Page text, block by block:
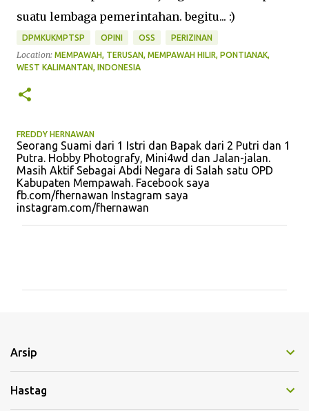
suatu lembaga pemerintahan. begitu... :)
DPMKUKMPTSP OPINI OSS PERIZINAN
Location: MEMPAWAH, TERUSAN, MEMPAWAH HILIR, PONTIANAK,
WEST KALIMANTAN, INDONESIA
FREDDY HERNAWAN
Seorang Suami dari 1 Istri dan Bapak dari 2 Putri dan 1
Putra. Hobby Photografy, Mini4wd dan Jalan-jalan.
Masih Aktif Sebagai Abdi Negara di Salah satu OPD
Kabupaten Mempawah. Facebook saya
fb.com/fhernawan Instagram saya
instagram.com/fhernawan
Arsip
Hastag